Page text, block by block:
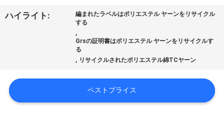
ビ
わ
ハイライト:
編まれたラベルはポリエステル ヤーンをリサイクル
する
,
Grsの証明書はポリエステル ヤーンをリサイクルす
る
, リサイクルされたポリエステル綿TCヤーン
ベストプライス